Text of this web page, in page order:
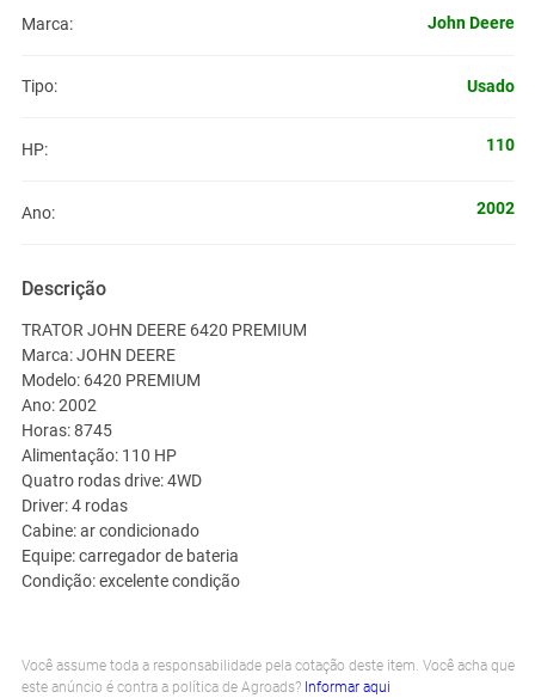
Marca: John Deere
Tipo: Usado
HP: 110
Ano: 2002
Descrição
TRATOR JOHN DEERE 6420 PREMIUM
Marca: JOHN DEERE
Modelo: 6420 PREMIUM
Ano: 2002
Horas: 8745
Alimentação: 110 HP
Quatro rodas drive: 4WD
Driver: 4 rodas
Cabine: ar condicionado
Equipe: carregador de bateria
Condição: excelente condição
Você assume toda a responsabilidade pela cotação deste item. Você acha que
este anúncio é contra a política de Agroads? Informar aqui